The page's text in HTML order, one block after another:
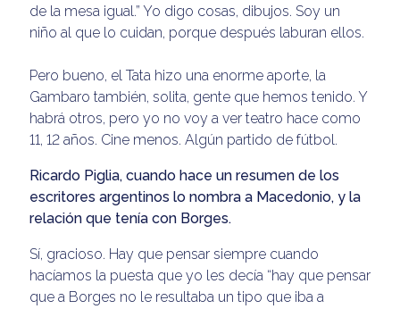
de la mesa igual.” Yo digo cosas, dibujos. Soy un
niño al que lo cuidan, porque después laburan ellos.
Pero bueno, el Tata hizo una enorme aporte, la
Gambaro también, solita, gente que hemos tenido. Y
habrá otros, pero yo no voy a ver teatro hace como
11, 12 años. Cine menos. Algún partido de fútbol.
Ricardo Piglia, cuando hace un resumen de los
escritores argentinos lo nombra a Macedonio, y la
relación que tenía con Borges.
Sí, gracioso. Hay que pensar siempre cuando
hacíamos la puesta que yo les decía “hay que pensar
que a Borges no le resultaba un tipo que iba a